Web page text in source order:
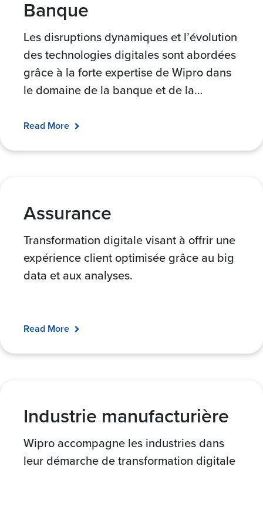
Banque
Les disruptions dynamiques et l’évolution
des technologies digitales sont abordées
grâce à la forte expertise de Wipro dans
le domaine de la banque et de la…
Read More
Assurance
Transformation digitale visant à offrir une
expérience client optimisée grâce au big
data et aux analyses.
Read More
Industrie manufacturière
Wipro accompagne les industries dans
leur démarche de transformation digitale